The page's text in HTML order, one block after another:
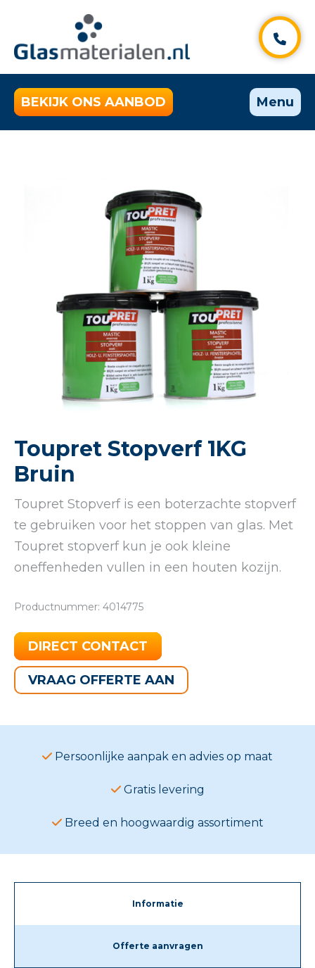
BEKIJK ONS AANBOD Menu
Toupret Stopverf 1KG
Bruin
Toupret Stopverf is een boterzachte stopverf
te gebruiken voor het stoppen van glas. Met
Toupret stopverf kun je ook kleine
oneffenheden vullen in een houten kozijn.
Productnummer: 4014775
DIRECT CONTACT
VRAAG OFFERTE AAN
Persoonlijke aanpak en advies op maat
Gratis levering
Breed en hoogwaardig assortiment
Informatie
Offerte aanvragen